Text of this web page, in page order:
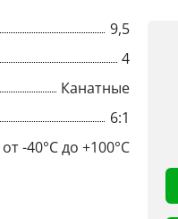
9,5
4
Канатные
6:1
от -40°C до +100°C